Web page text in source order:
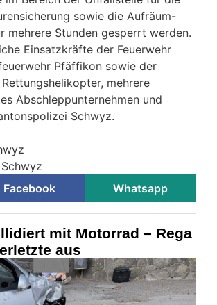
sowie die Aufräum-
mehrere Stunden gesperrt werden.
Einsatzkräfte der Feuerwehr
Pfäffikon sowie der
mehrere
Abschleppunternehmen und
Schwyz.
Facebook Whatsapp
mit Motorrad – Rega
aus